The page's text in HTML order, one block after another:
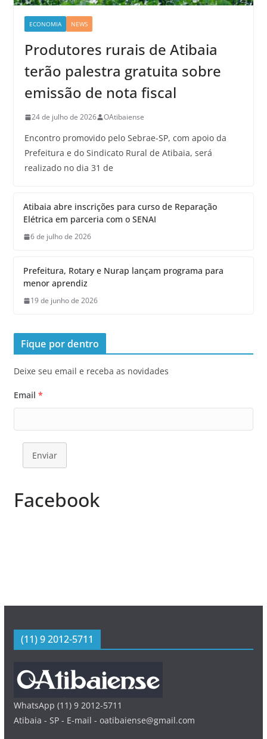
ECONOMIA NEWS
Produtores rurais de Atibaia
terão palestra gratuita sobre
emissão de nota fiscal
24 de julho de 2026 OAtibaiense
Encontro promovido pelo Sebrae-SP, com apoio da
Prefeitura e do Sindicato Rural de Atibaia, será
realizado no dia 31 de
Atibaia abre inscrições para curso de Reparação
Elétrica em parceria com o SENAI
6 de julho de 2026
Prefeitura, Rotary e Nurap lançam programa para
menor aprendiz
19 de junho de 2026
Fique por dentro
Deixe seu email e receba as novidades
Email *
Enviar
Facebook
(11) 9 2012-5711
WhatsApp (11) 9 2012-5711
Atibaia - SP - E-mail - oatibaiense@gmail.com